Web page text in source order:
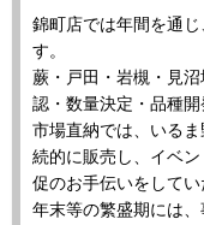
錦町店では年間を通
す。
蕨・戸田・岩槻・見
認・数量決定・品種開
市場直納では、いる
続的に販売し、イベ
促のお手伝いをしてい
年末等の繁盛期には